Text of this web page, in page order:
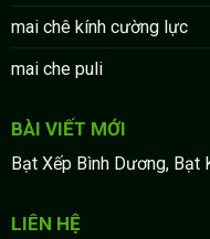
mai chê kính cường lực
mai che puli
BÀI VIẾT MỚI
Bạt Xếp Bình Dương, Bạt
LIÊN HỆ